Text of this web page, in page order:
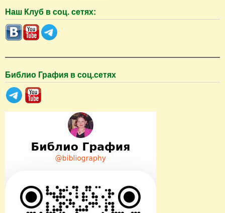
и
с
к
Наш Клуб в соц. сетях:
Библио Графия в соц.сетях